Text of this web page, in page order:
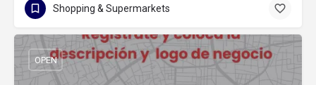
Shopping & Supermarkets
OPEN